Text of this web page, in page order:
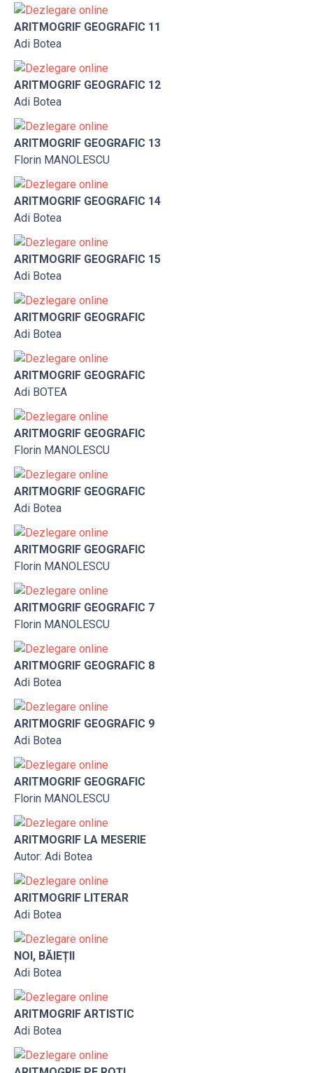
ARITMOGRIF GEOGRAFIC 11
Adi Botea
ARITMOGRIF GEOGRAFIC 12
Adi Botea
ARITMOGRIF GEOGRAFIC 13
Florin MANOLESCU
ARITMOGRIF GEOGRAFIC 14
Adi Botea
ARITMOGRIF GEOGRAFIC 15
Adi Botea
ARITMOGRIF GEOGRAFIC
Adi Botea
ARITMOGRIF GEOGRAFIC
Adi BOTEA
ARITMOGRIF GEOGRAFIC
Florin MANOLESCU
ARITMOGRIF GEOGRAFIC
Adi Botea
ARITMOGRIF GEOGRAFIC
Florin MANOLESCU
ARITMOGRIF GEOGRAFIC 7
Florin MANOLESCU
ARITMOGRIF GEOGRAFIC 8
Adi Botea
ARITMOGRIF GEOGRAFIC 9
Adi Botea
ARITMOGRIF GEOGRAFIC
Florin MANOLESCU
ARITMOGRIF LA MESERIE
Autor: Adi Botea
ARITMOGRIF LITERAR
Adi Botea
NOI, BĂIEȚII
Adi Botea
ARITMOGRIF ARTISTIC
Adi Botea